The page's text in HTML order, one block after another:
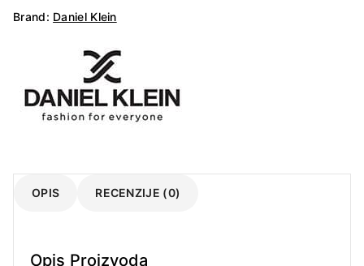
Brand: Daniel Klein
OPIS RECENZIJE (0)
Opis Proizvoda